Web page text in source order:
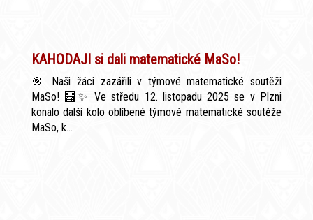
KAHODAJI si dali matematické MaSo!
🎯 Naši žáci zazářili v týmové matematické soutěži
MaSo! 🧮✨ Ve středu 12. listopadu 2025 se v Plzni
konalo další kolo oblíbené týmové matematické soutěže
MaSo, k...